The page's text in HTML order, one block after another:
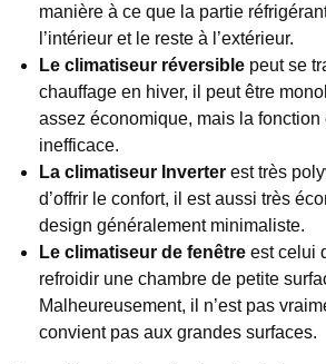
manière à ce que la partie
l’intérieur et le reste à l’extérieur.
Le climatiseur réversible peut se
chauffage en hiver, il peut être
assez économique, mais la fonction
inefficace.
La climatiseur Inverter est très
d’offrir le confort, il est aussi très
design généralement minimaliste.
Le climatiseur de fenêtre est celui
refroidir une chambre de petite
Malheureusement, il n’est pas
convient pas aux grandes surfaces.